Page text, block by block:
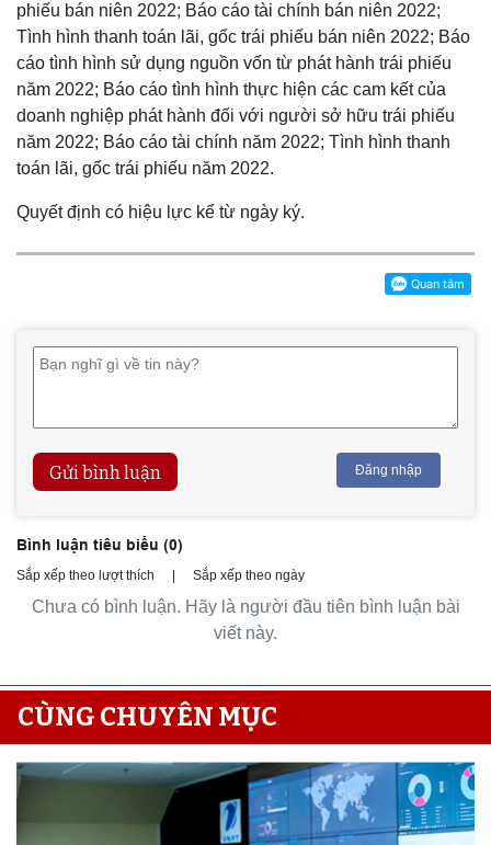
phiếu bán niên 2022; Báo cáo tài chính bán niên 2022;
Tình hình thanh toán lãi, gốc trái phiếu bán niên 2022; Báo
cáo tình hình sử dụng nguồn vốn từ phát hành trái phiếu
năm 2022; Báo cáo tình hình thực hiện các cam kết của
doanh nghiệp phát hành đối với người sở hữu trái phiếu
năm 2022; Báo cáo tài chính năm 2022; Tình hình thanh
toán lãi, gốc trái phiếu năm 2022.
Quyết định có hiệu lực kể từ ngày ký.
Gửi bình luận Đăng nhập
Bình luận tiêu biểu (0)
Sắp xếp theo lượt thích Sắp xếp theo ngày
Chưa có bình luận. Hãy là người đầu tiên bình luận bài
viết này.
CÙNG CHUYÊN MỤC